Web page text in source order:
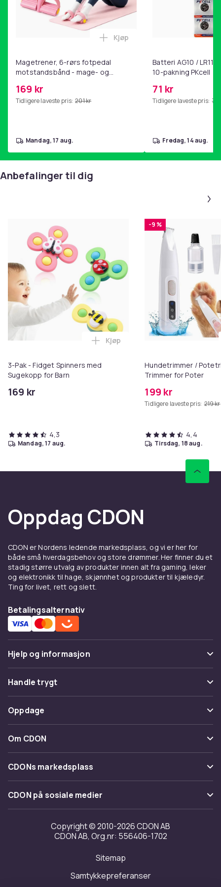
Magetrener, 6-rørs fotpedal
motstandsbånd - mage- og
hjemmegymnastikk Pink
169 kr
Tidligere laveste pris: 201 kr
Legg Magetrener, 6-rørs
Kjøp
mandag, 17 aug.
Batteri AG10 /
10-pakning PKcell
71 kr
Tidligere laveste pris: 76
fredag, 14 aug.
Anbefalinger til dig
3-Pak - Fidget Spinners med
Sugekopp for Barn
169 kr
Legg 3-Pak - Fidget Spinners
Kjøp
4,3
mandag, 17 aug.
-9 %
Hundetrimmer /
Trimmer for Poter
199 kr
Tidligere laveste pris: 219 kr
4,4
tirsdag, 18 aug.
Oppdag CDON
CDON er Nordens ledende markedsplass, og vi er her for
både små hverdagsbehov og store drømmer. Her finner du et
stadig større utvalg av produkter innen alt fra gaming, leker
og elektronikk til hage, skjønnhet og produkter til kjæledyr.
Ting for livet, rett og slett.
Betalingsalternativ
Hjelp og informasjon
Vanlige spørsmål
Spor pakke
Angre & returner her
Kontakt oss
Handle trygt
Betaling
Levering
Tilbakekallinger
Oppdage
Kategorier
Varemerker
Om CDON
Om oss
Kundeanmeldelser
Jobbe på CDON
Investor relations
Tilgjengelighet
CDONs markedsplass
Merchant Help Center
CDON på sosiale medier
Copyright © 2010-2026 CDON AB
CDON AB, Org.nr: 556406-1702
Sitemap
Samtykkepreferanser